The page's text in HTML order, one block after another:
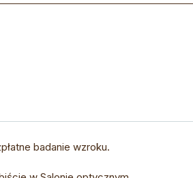
badanie wzroku.